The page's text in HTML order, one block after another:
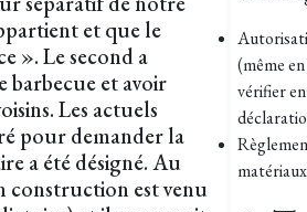
et que le
». Le second a
barbecue et avoir
Les actuels
pour demander la
a été désigné. Au
construction est venu
(même
vérifier